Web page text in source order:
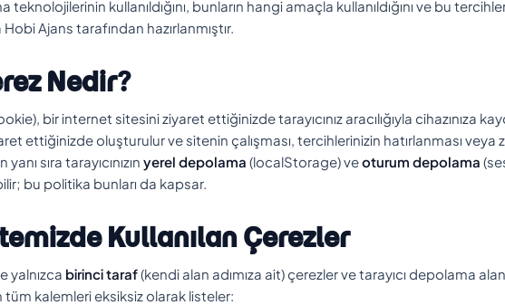
teknolojilerinin kullanıldığını, bunların hangi amaçla kullanıldığını ve bu
Hobi Ajans tarafından hazırlanmıştır.
Nedir?
bir internet sitesini ziyaret ettiğinizde tarayıcınız aracılığıyla cihazınıza
ettiğinizde oluşturulur ve sitenin çalışması, tercihlerinizin hatırlanması veya
sıra tarayıcınızın yerel depolama (localStorage) veoturum depolama
bu politika bunları da kapsar.
Kullanılan Çerezler
yalnızca birinci taraf(kendi alan adımıza ait) çerezler ve tarayıcı depolama
tüm kalemleri eksiksiz olarak listeler: